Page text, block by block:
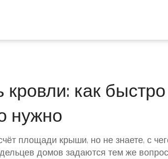
как быстро
нужно
площади крыши, но не знаете, с
домов задаются тем же